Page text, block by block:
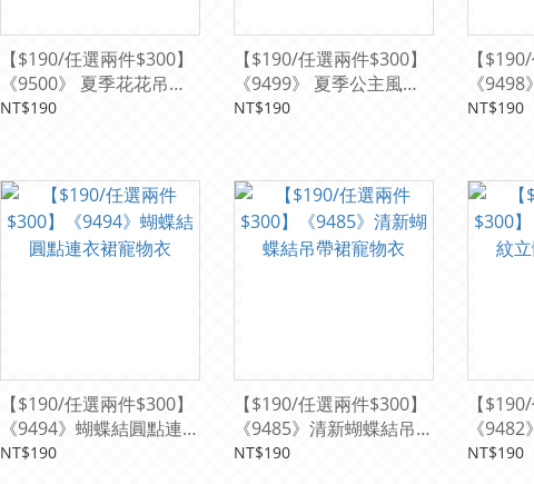
【$190/任選兩件$300】
《9500》 夏季花花吊帶
公主裙寵物衣
NT$190
【$190/任選兩件$300】
《9499》 夏季公主風蕾
絲蓬蓬裙寵物衣
NT$190
【
《
帶蓬蓬
NT$190
【$190/任選兩件$300】
《9494》蝴蝶結圓點連衣
裙寵物衣
NT$190
【$190/任選兩件$300】
《9485》清新蝴蝶結吊帶
裙寵物衣
NT$190
【
《
仔寵物衣
NT$190